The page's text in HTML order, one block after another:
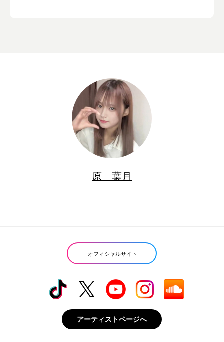
原 葉月
オフィシャルサイト
アーティストページへ